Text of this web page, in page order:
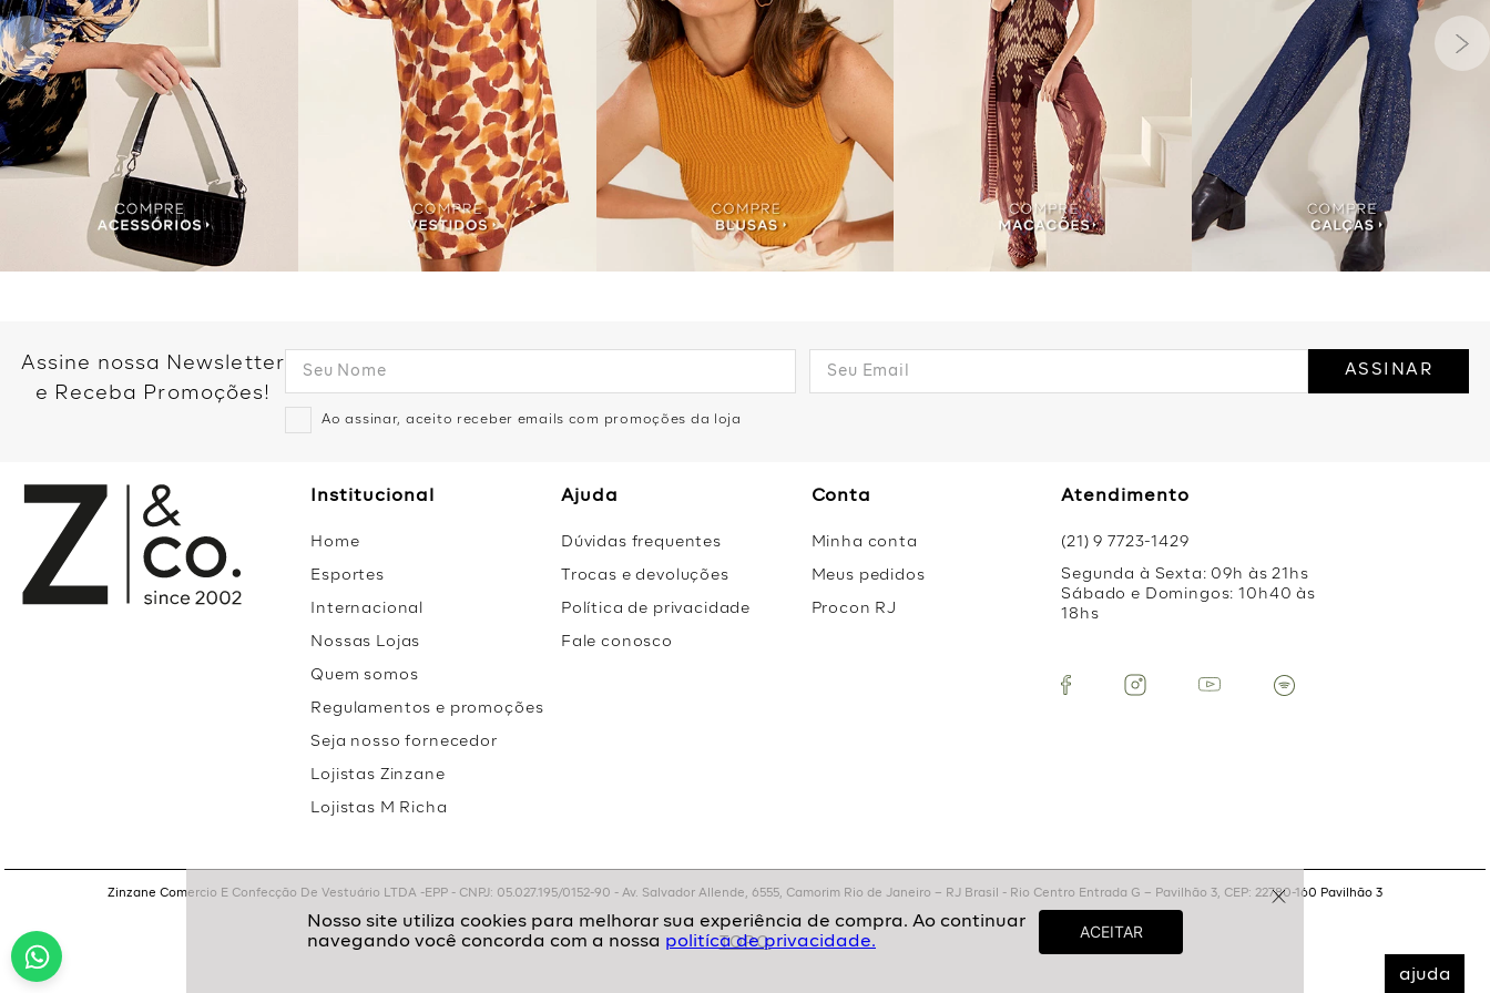
ajuda
politíca de privacidade.
Assine nossa Newsletter
e Receba Promoções!
Ao assinar, aceito receber emails com promoções da loja
ASSINAR
Institucional
Home
Esportes
Internacional
Nossas Lojas
Quem somos
Regulamentos e promoções
Seja nosso fornecedor
Lojistas Zinzane
Lojistas M Richa
Ajuda
Dúvidas frequentes
Trocas e devoluções
Política de privacidade
Fale conosco
Conta
Minha conta
Meus pedidos
Procon RJ
Atendimento
(21) 9 7723-1429
Segunda à Sexta: 09h às 21hs
Sábado e Domingos: 10h40 às
18hs
Zinzane Comercio E Confecção De Vestuário LTDA -EPP - CNPJ: 05.027.195/0152-90 - Av. Salvador Allende, 6555, Camorim Rio de Janeiro – RJ Brasil - Rio Centro Entrada G – Pavilhão 3, CEP: 22780-160 Pavilhão 3
TOPO